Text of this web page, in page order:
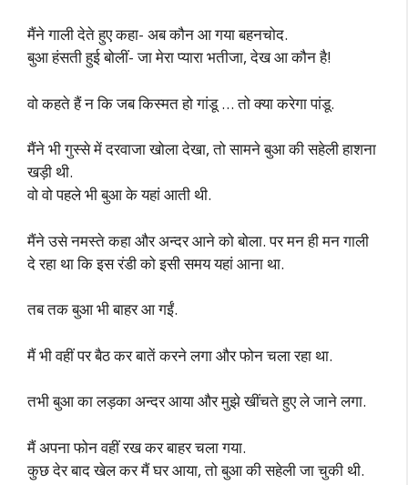
मैंने गाली देते हुए कहा- अब कौन आ गया बहनचोद.
बुआ हंसती हुई बोलीं- जा मेरा प्यारा भतीजा, देख आ कौन है!
वो कहते हैं न कि जब किस्मत हो गांडू … तो क्या करेगा पांडू.
मैंने भी गुस्से में दरवाजा खोला देखा, तो सामने बुआ की सहेली हाशना
खड़ी थी.
वो वो पहले भी बुआ के यहां आती थी.
मैंने उसे नमस्ते कहा और अन्दर आने को बोला. पर मन ही मन गाली
दे रहा था कि इस रंडी को इसी समय यहां आना था.
तब तक बुआ भी बाहर आ गईं.
मैं भी वहीं पर बैठ कर बातें करने लगा और फोन चला रहा था.
तभी बुआ का लड़का अन्दर आया और मुझे खींचते हुए ले जाने लगा.
मैं अपना फोन वहीं रख कर बाहर चला गया.
कुछ देर बाद खेल कर मैं घर आया, तो बुआ की सहेली जा चुकी थी.